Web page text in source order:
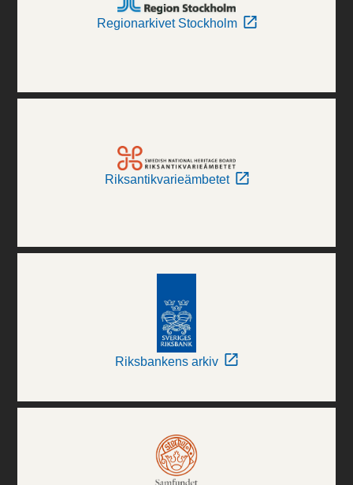
Regionarkivet Stockholm
Riksantikvarieämbetet
Riksbankens arkiv